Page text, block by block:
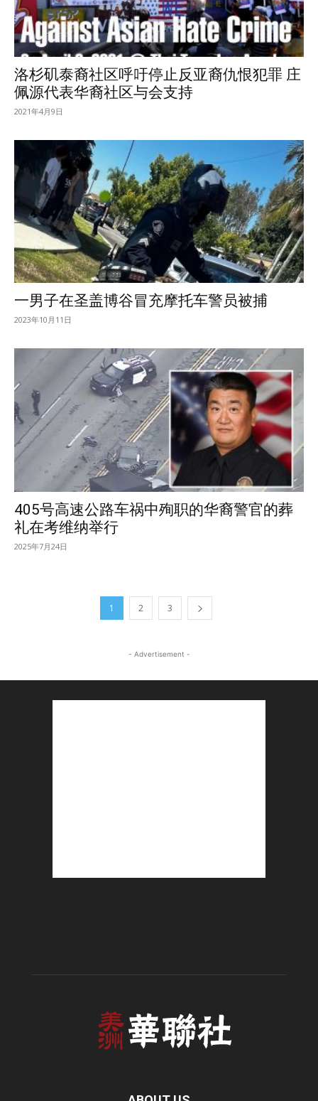
洛杉矶泰裔社区呼吁停止反亚裔仇恨犯罪 庄
佩源代表华裔社区与会支持
2021年4月9日
一男子在圣盖博谷冒充摩托车警员被捕
2023年10月11日
405号高速公路车祸中殉职的华裔警官的葬
礼在考维纳举行
2025年7月24日
1 2 3
- Advertisement -